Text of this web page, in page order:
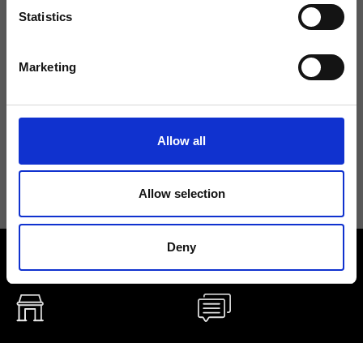
Statistics
Marketing
Allow all
Allow selection
Deny
Tieniti aggiornato
Non perdere le novità di Ripani, iscriviti alla newsletter!
informazioni consulta laPrivacy Policy.